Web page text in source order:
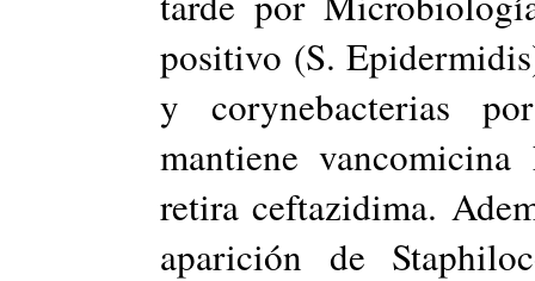
positivo (S.
y corynebacterias
mantiene
retira ceftazidima.
aparición de